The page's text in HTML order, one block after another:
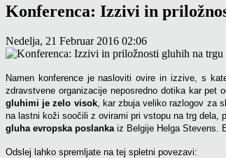
Konferenca: Izzivi in
Nedelja, 21 Februar 2016 02:06
Namen konference je nasloviti ovire in izzive, s
zdravstvene organizacije neposredno dotika kar
gluhimi je zelo visok, kar zbuja veliko razlogov za
na lastni koži soočili z ovirami pri vstopu na trg dela,
gluha evropska poslanka iz Belgije Helga Stevens.
Odslej lahko spremljate na tej spletni povezavi: